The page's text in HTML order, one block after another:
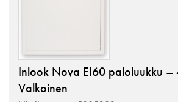
Inlook Nova EI60 paloluukku –
Valkoinen